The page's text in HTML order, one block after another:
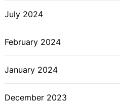
July 2024
February 2024
January 2024
December 2023